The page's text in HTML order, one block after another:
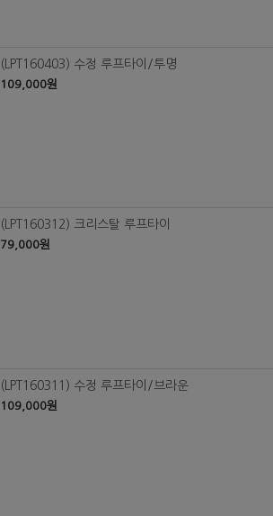
(LPT160403) 수정 루프타이/투명
109,000원
(LPT160312) 크리스탈 루프타이
79,000원
(LPT160311) 수정 루프타이/브라운
109,000원